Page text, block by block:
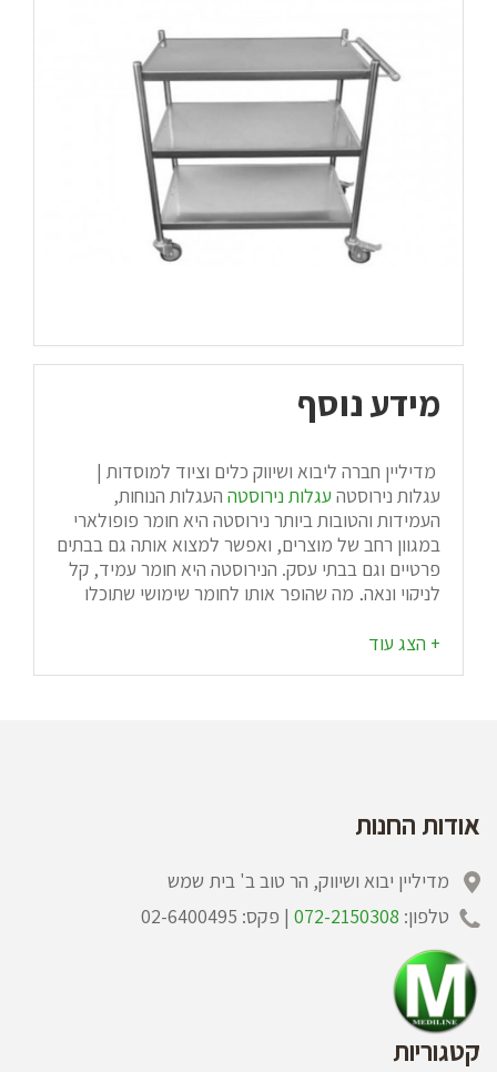
מידע נוסף
מדיליין חברה ליבוא ושיווק כלים וציוד למוסדות |
עגלות נירוסטה עגלות נירוסטה העגלות הנוחות,
העמידות והטובות ביותר נירוסטה היא חומר פופולארי
במגוון רחב של מוצרים, ואפשר למצוא אותה גם בבתים
פרטיים וגם בבתי עסק. הנירוסטה היא חומר עמיד, קל
לניקוי ונאה, מה שהופך אותו לחומר שימושי שתוכלו
עגלות נירוסטה למטבח, עגלות כיור נירוסטה ועוד. אחד
ממסעדה וכלה בבית חולים לא רוצה להשקיע זמן
ומאמץ בניקוי עגלות, אבל צריך שהעגלות יהיו היגייניות
משתי קצותיו, הן קלות לניקוי ותוך זמן קצר העגלה
תחזור להיות נקייה ומבריקה, גם כאשר מדובר בלכלוך
קשה כמו שומן. בגלל הברק שלהן עגלות נירוסטה
נראות היגייניות ויצרו תחושה נעימה בקרב הלקוחות
שלכם שלא יצטרכו לדאוג לגבי לכלכוך או חוסר
היגיינה.
הם חזקות ועמידות אך הן לא שוקלות הרבה ולכן הן
נוחות מאוד לשימוש. כאשר צריך לשנע דברים שהם
אודות החנות
מדיליין יבוא ושיווק, הר טוב ב' בית שמש
טלפון: 072-2150308 | פקס: 02-6400495
קטגוריות